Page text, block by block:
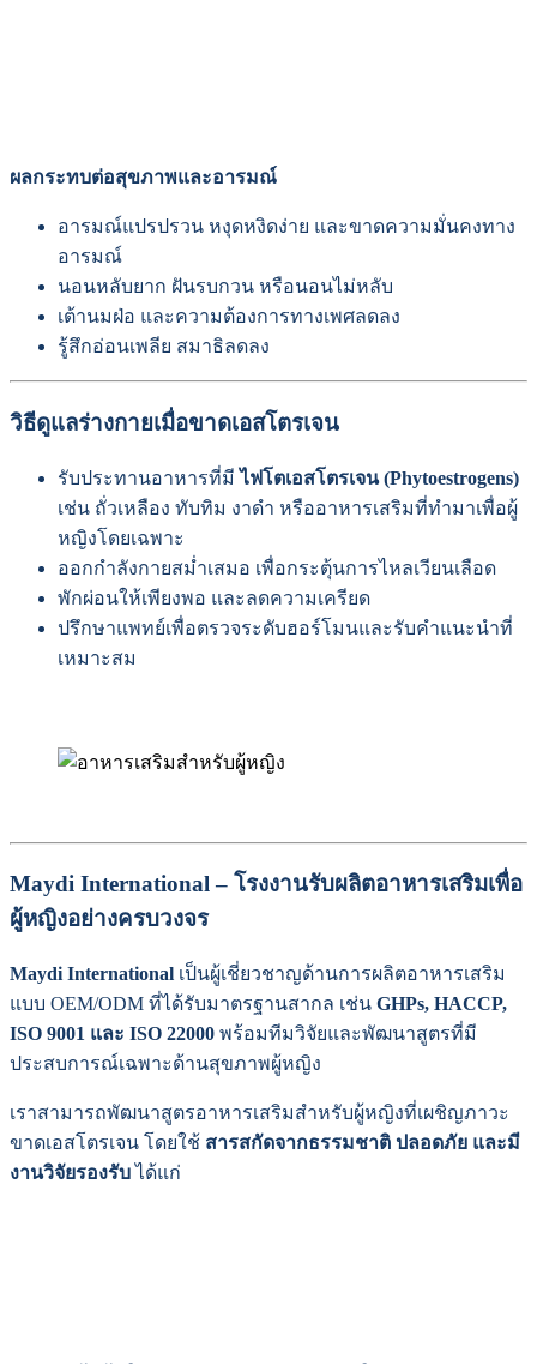
ผลกระทบต่อสุขภาพและอารมณ์
อารมณ์แปรปรวน หงุดหงิดง่าย และขาดความมั่นคงทาง
อารมณ์
นอนหลับยาก ฝันรบกวน หรือนอนไม่หลับ
เต้านมฝ่อ และความต้องการทางเพศลดลง
รู้สึกอ่อนเพลีย สมาธิลดลง
วิธีดูแลร่างกายเมื่อขาดเอสโตรเจน
รับประทานอาหารที่มีไฟโตเอสโตรเจน (Phytoestrogens)
เช่น ถั่วเหลือง ทับทิม งาดำ หรืออาหารเสริมที่ทำมาเพื่อผู้
หญิงโดยเฉพาะ
ออกกำลังกายสม่ำเสมอ เพื่อกระตุ้นการไหลเวียนเลือด
พักผ่อนให้เพียงพอ และลดความเครียด
ปรึกษาแพทย์เพื่อตรวจระดับฮอร์โมนและรับคำแนะนำที่
เหมาะสม
Maydi International – โรงงานรับผลิตอาหารเสริมเพื่อ
ผู้หญิงอย่างครบวงจร
Maydi International เป็นผู้เชี่ยวชาญด้านการผลิตอาหารเสริม
แบบ OEM/ODM ที่ได้รับมาตรฐานสากล เช่น GHPs, HACCP,
ISO 9001 และ ISO 22000 พร้อมทีมวิจัยและพัฒนาสูตรที่มี
ประสบการณ์เฉพาะด้านสุขภาพผู้หญิง
เราสามารถพัฒนาสูตรอาหารเสริมสำหรับผู้หญิงที่เผชิญภาวะ
ขาดเอสโตรเจน โดยใช้ สารสกัดจากธรรมชาติ ปลอดภัย และมี
งานวิจัยรองรับได้แก่